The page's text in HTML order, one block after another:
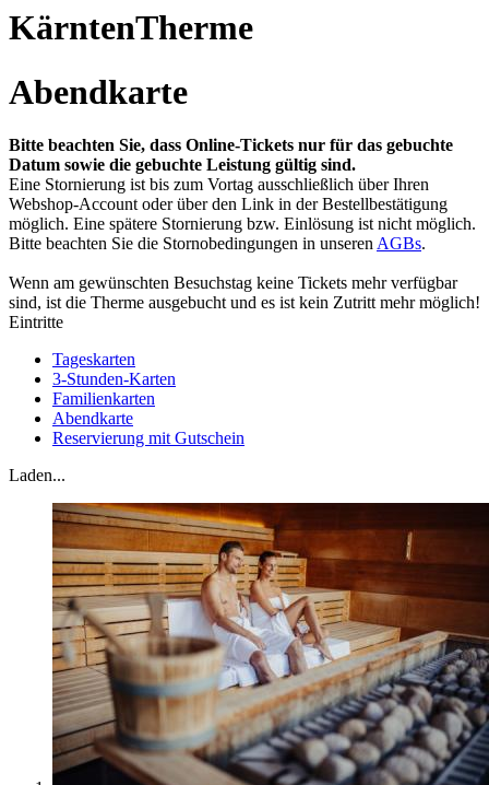
KärntenTherme
Abendkarte
Bitte beachten Sie, dass Online-Tickets nur für das gebuchte
Datum sowie die gebuchte Leistung gültig sind.
Eine Stornierung ist bis zum Vortag ausschließlich über Ihren
Webshop-Account oder über den Link in der Bestellbestätigung
möglich. Eine spätere Stornierung bzw. Einlösung ist nicht möglich.
Bitte beachten Sie die Stornobedingungen in unseren AGBs.
Wenn am gewünschten Besuchstag keine Tickets mehr verfügbar
sind, ist die Therme ausgebucht und es ist kein Zutritt mehr möglich!
Eintritte
Tageskarten
3-Stunden-Karten
Familienkarten
Abendkarte
Reservierung mit Gutschein
Laden...